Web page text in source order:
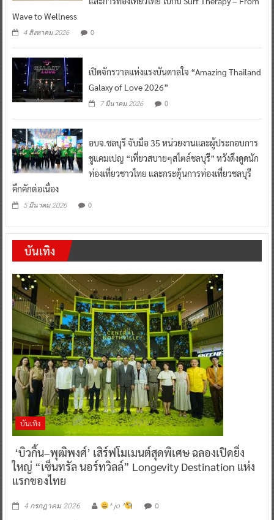
Wave to Wellness
4 สิงหาคม 2026 0
เปิดจักรวาลแห่งแรงบันดาลใจ “Amazing Thailand
Galaxy of Love 2026”
7 มีนาคม 2026 0
อบจ.ชลบุรี จับมือ 35 หน่วยงานและผู้ประกอบการ
ชูแคมเปญ “เที่ยวสบายๆสไตล์ชลบุรี” หวังดึงดูดนัก
ท่องเที่ยวชาวไทย และกระตุ้นการท่องเที่ยวชลบุรี
คึกคักต่อเนื่อง
5 มีนาคม 2026 0
บันเทิง
บันเทิง
‘บิวกิ้น–พุฒิพงศ์’ เสิร์ฟโมเมนต์สุดพิเศษ ฉลองเปิดยิ่ง
ใหญ่ “เซ็นทรัล นอร์ทวิลล์” Longevity Destination แห่ง
แรกของไทย
4 กรกฎาคม 2026 ^ jo ^ 0